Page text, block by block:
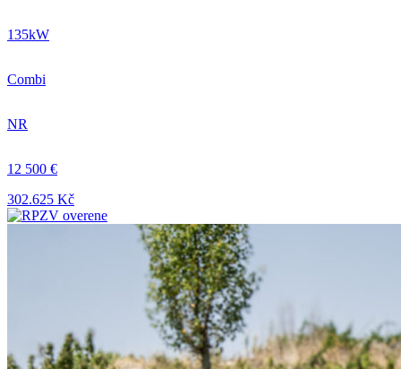
135kW
Combi
NR
12 500 €
302.625 Kč